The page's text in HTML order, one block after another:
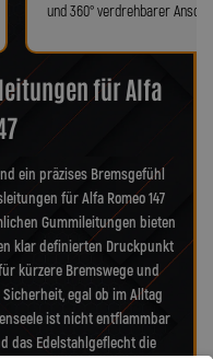
und 360° verdrehbarer
für Alfa
ein präzises Bremsgefühl
für Alfa Romeo 147
Gummileitungen bieten
klar definierten Druckpunkt
kürzere Bremswege und
egal ob im Alltag
ist nicht entflammbar
das Edelstahlgeflecht die